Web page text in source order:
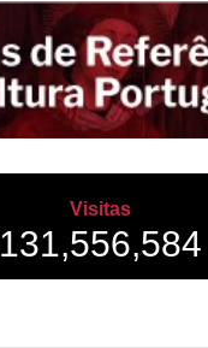
Visitas
131,556,584